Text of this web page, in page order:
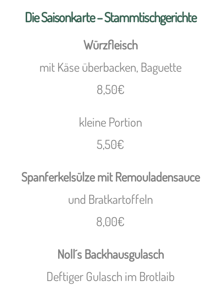
Die Saisonkarte – Stammtischgerichte
Würzfleisch
mit Käse überbacken, Baguette
8,50€
kleine Portion
5,50€
Spanferkelsülze mit Remouladensauce
und Bratkartoffeln
8,00€
Noll´s Backhausgulasch
Deftiger Gulasch im Brotlaib